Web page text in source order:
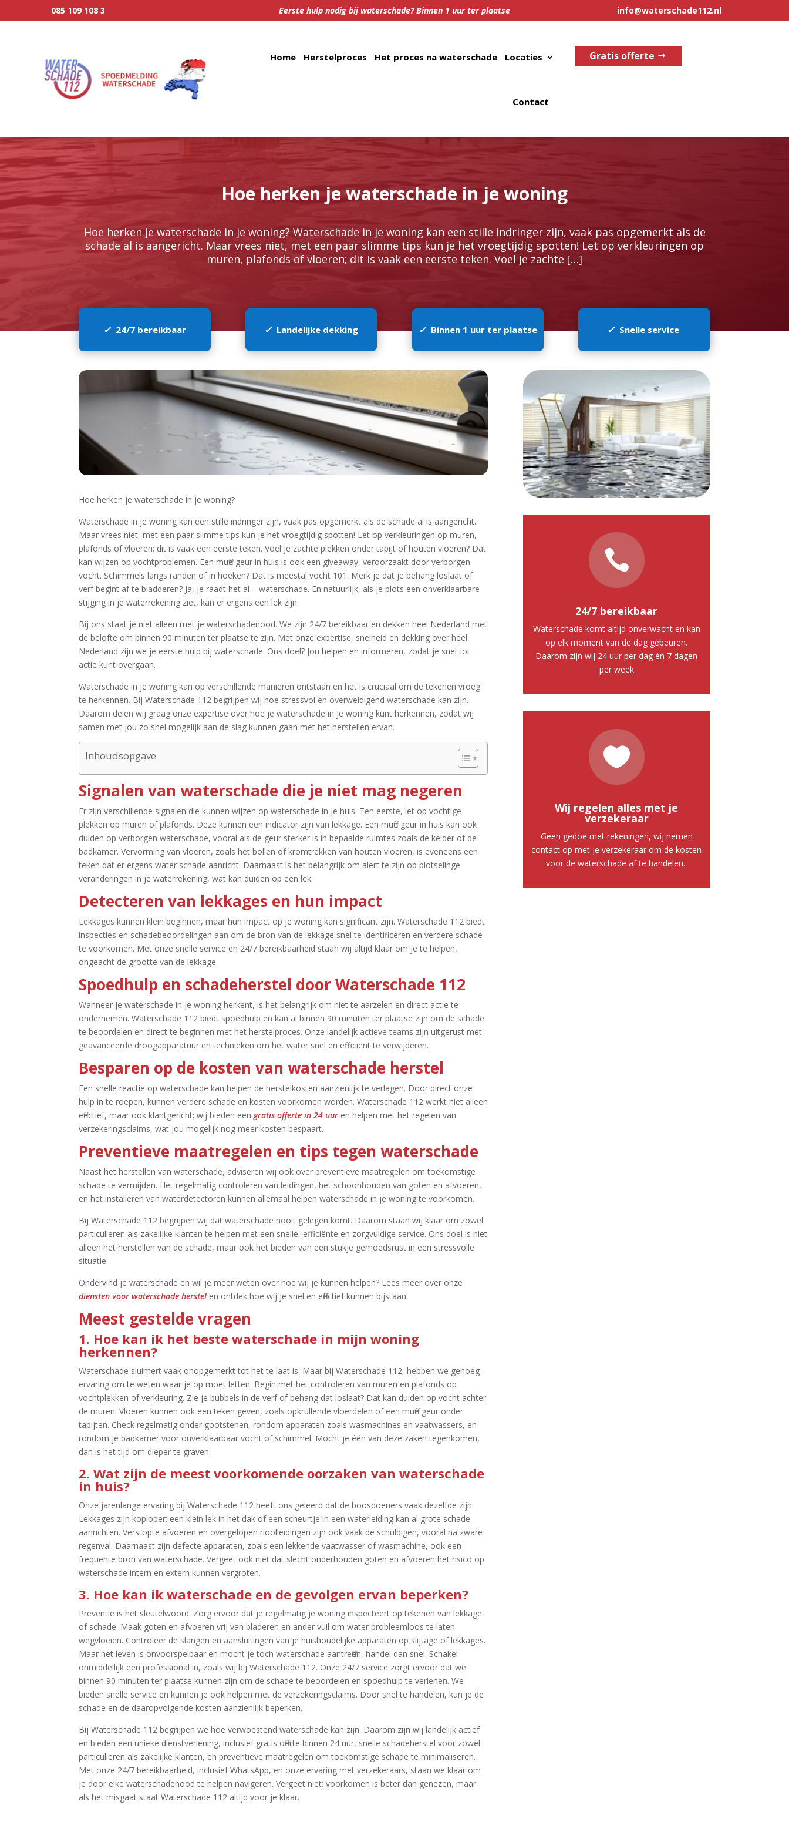
085 109 108 3 Eerste hulp nodig bij waterschade? Binnen 1 uur ter plaatse info@waterschade112.nl
Home Herstelproces Het proces na waterschade Locaties
Contact
Gratis offerte
Hoe herken je waterschade in je woning
Hoe herken je waterschade in je woning? Waterschade in je woning kan een stille indringer zijn, vaak pas opgemerkt als de
schade al is aangericht.​ Maar vrees niet, met een paar slimme tips kun je het vroegtijdig spotten! Let op verkleuringen op
muren, plafonds of vloeren; dit is vaak een eerste teken.​ Voel je zachte […]
✓ 24/7 bereikbaar ✓ Landelijke dekking ✓Binnen 1 uur ter plaatse ✓Snelle service
Hoe herken je waterschade in je woning?
Waterschade in je woning kan een stille indringer zijn, vaak pas opgemerkt als de schade al is aangericht.​
Maar vrees niet, met een paar slimme tips kun je het vroegtijdig spotten! Let op verkleuringen op muren,
plafonds of vloeren; dit is vaak een eerste teken.​ Voel je zachte plekken onder tapijt of houten vloeren? Dat
kan wijzen op vochtproblemen.​ Een muffe geur in huis is ook een giveaway, veroorzaakt door verborgen
vocht.​ Schimmels langs randen of in hoeken? Dat is meestal vocht 101.​ Merk je dat je behang loslaat of
verf begint af te bladderen? Ja, je raadt het al – waterschade.​ En natuurlijk, als je plots een onverklaarbare
stijging in je waterrekening ziet, kan er ergens een lek zijn.​
Bij ons staat je niet alleen met je waterschadenood.​ We zijn 24/7 bereikbaar en dekken heel Nederland met
de belofte om binnen 90 minuten ter plaatse te zijn.​ Met onze expertise, snelheid en dekking over heel
Nederland zijn we je eerste hulp bij waterschade.​ Ons doel? Jou helpen en informeren, zodat je snel tot
actie kunt overgaan.​
Waterschade in je woning kan op verschillende manieren ontstaan en het is cruciaal om de tekenen vroeg
te herkennen.​ Bij Waterschade 112 begrijpen wij hoe stressvol en overweldigend waterschade kan zijn.​
Daarom delen wij graag onze expertise over hoe je waterschade in je woning kunt herkennen, zodat wij
samen met jou zo snel mogelijk aan de slag kunnen gaan met het herstellen ervan.​
Inhoudsopgave
Signalen van waterschade die je niet mag negeren
Er zijn verschillende signalen die kunnen wijzen op waterschade in je huis.​ Ten eerste, let op vochtige
plekken op muren of plafonds.​ Deze kunnen een indicator zijn van lekkage.​ Een muffe geur in huis kan ook
duiden op verborgen waterschade, vooral als de geur sterker is in bepaalde ruimtes zoals de kelder of de
badkamer.​ Vervorming van vloeren, zoals het bollen of kromtrekken van houten vloeren, is eveneens een
teken dat er ergens water schade aanricht.​ Daarnaast is het belangrijk om alert te zijn op plotselinge
veranderingen in je waterrekening, wat kan duiden op een lek.​
Detecteren van lekkages en hun impact
Lekkages kunnen klein beginnen, maar hun impact op je woning kan significant zijn.​ Waterschade 112 biedt
inspecties en schadebeoordelingen aan om de bron van de lekkage snel te identificeren en verdere schade
te voorkomen.​ Met onze snelle service en 24/7 bereikbaarheid staan wij altijd klaar om je te helpen,
ongeacht de grootte van de lekkage.​
Spoedhulp en schadeherstel door Waterschade 112
Wanneer je waterschade in je woning herkent, is het belangrijk om niet te aarzelen en direct actie te
ondernemen.​ Waterschade 112 biedt spoedhulp en kan al binnen 90 minuten ter plaatse zijn om de schade
te beoordelen en direct te beginnen met het herstelproces.​ Onze landelijk actieve teams zijn uitgerust met
geavanceerde droogapparatuur en technieken om het water snel en efficiënt te verwijderen.​
Besparen op de kosten van waterschade herstel
Een snelle reactie op waterschade kan helpen de herstelkosten aanzienlijk te verlagen.​ Door direct onze
hulp in te roepen, kunnen verdere schade en kosten voorkomen worden.​ Waterschade 112 werkt niet alleen
effectief, maar ook klantgericht; wij bieden eengratis offerte in 24 uur en helpen met het regelen van
verzekeringsclaims, wat jou mogelijk nog meer kosten bespaart.​
Preventieve maatregelen en tips tegen waterschade
Naast het herstellen van waterschade, adviseren wij ook over preventieve maatregelen om toekomstige
schade te vermijden.​ Het regelmatig controleren van leidingen, het schoonhouden van goten en afvoeren,
en het installeren van waterdetectoren kunnen allemaal helpen waterschade in je woning te voorkomen.​
Bij Waterschade 112 begrijpen wij dat waterschade nooit gelegen komt.​ Daarom staan wij klaar om zowel
particulieren als zakelijke klanten te helpen met een snelle, efficiënte en zorgvuldige service.​ Ons doel is niet
alleen het herstellen van de schade, maar ook het bieden van een stukje gemoedsrust in een stressvolle
situatie.​
Ondervind je waterschade en wil je meer weten over hoe wij je kunnen helpen? Lees meer over onze
diensten voor waterschade herstel en ontdek hoe wij je snel en effectief kunnen bijstaan.​
Meest gestelde vragen
1.​ Hoe kan ik het beste waterschade in mijn woning
herkennen?
Waterschade sluimert vaak onopgemerkt tot het te laat is.​ Maar bij Waterschade 112, hebben we genoeg
ervaring om te weten waar je op moet letten.​ Begin met het controleren van muren en plafonds op
vochtplekken of verkleuring.​ Zie je bubbels in de verf of behang dat loslaat? Dat kan duiden op vocht achter
de muren.​ Vloeren kunnen ook een teken geven, zoals opkrullende vloerdelen of een muffe geur onder
tapijten.​ Check regelmatig onder gootstenen, rondom apparaten zoals wasmachines en vaatwassers, en
rondom je badkamer voor onverklaarbaar vocht of schimmel.​ Mocht je één van deze zaken tegenkomen,
dan is het tijd om dieper te graven.​
2.​ Wat zijn de meest voorkomende oorzaken van waterschade
in huis?
Onze jarenlange ervaring bij Waterschade 112 heeft ons geleerd dat de boosdoeners vaak dezelfde zijn.​
Lekkages zijn koploper; een klein lek in het dak of een scheurtje in een waterleiding kan al grote schade
aanrichten.​ Verstopte afvoeren en overgelopen rioolleidingen zijn ook vaak de schuldigen, vooral na zware
regenval.​ Daarnaast zijn defecte apparaten, zoals een lekkende vaatwasser of wasmachine, ook een
frequente bron van waterschade.​ Vergeet ook niet dat slecht onderhouden goten en afvoeren het risico op
waterschade intern en extern kunnen vergroten.​
3.​ Hoe kan ik waterschade en de gevolgen ervan beperken?
Preventie is het sleutelwoord.​ Zorg ervoor dat je regelmatig je woning inspecteert op tekenen van lekkage
of schade.​ Maak goten en afvoeren vrij van bladeren en ander vuil om water probleemloos te laten
wegvloeien.​ Controleer de slangen en aansluitingen van je huishoudelijke apparaten op slijtage of lekkages.​
Maar het leven is onvoorspelbaar en mocht je toch waterschade aantreffen, handel dan snel.​ Schakel
onmiddellijk een professional in, zoals wij bij Waterschade 112.​ Onze 24/7 service zorgt ervoor dat we
binnen 90 minuten ter plaatse kunnen zijn om de schade te beoordelen en spoedhulp te verlenen.​ We
bieden snelle service en kunnen je ook helpen met de verzekeringsclaims.​ Door snel te handelen, kun je de
schade en de daaropvolgende kosten aanzienlijk beperken.​
Bij Waterschade 112 begrijpen we hoe verwoestend waterschade kan zijn.​ Daarom zijn wij landelijk actief
en bieden een unieke dienstverlening, inclusief gratis offerte binnen 24 uur, snelle schadeherstel voor zowel
particulieren als zakelijke klanten, en preventieve maatregelen om toekomstige schade te minimaliseren.​
Met onze 24/7 bereikbaarheid, inclusief WhatsApp, en onze ervaring met verzekeraars, staan we klaar om
je door elke waterschadenood te helpen navigeren.​ Vergeet niet: voorkomen is beter dan genezen, maar
als het misgaat staat Waterschade 112 altijd voor je klaar.​

24/7 bereikbaar
Waterschade komt altijd onverwacht en kan
op elk moment van de dag gebeuren.
Daarom zijn wij 24 uur per dag én 7 dagen
per week

Wij regelen alles met je
verzekeraar
Geen gedoe met rekeningen, wij nemen
contact op met je verzekeraar om de kosten
voor de waterschade af te handelen.